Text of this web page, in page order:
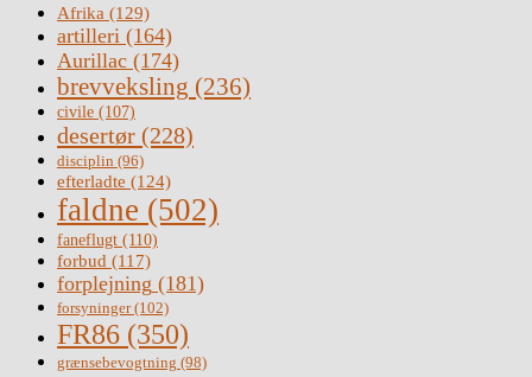
Afrika (129)
artilleri (164)
Aurillac (174)
brevveksling (236)
civile (107)
desertør (228)
disciplin (96)
efterladte (124)
faldne (502)
faneflugt (110)
forbud (117)
forplejning (181)
forsyninger(102)
FR86 (350)
grænsebevogtning (98)